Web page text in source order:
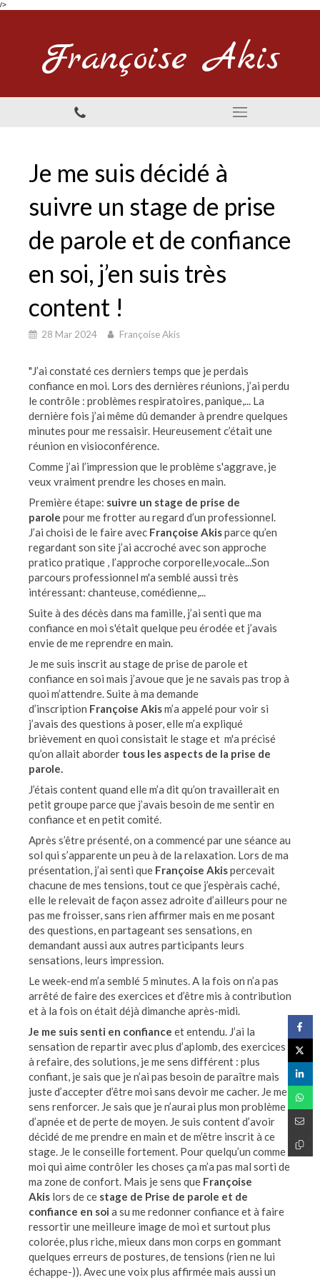
/>
Françoise Akis
Je me suis décidé à
suivre un stage de prise
de parole et de confiance
en soi, j’en suis très
content !
28 Mar 2024 Françoise Akis
"J’ai constaté ces derniers temps que je perdais
confiance en moi. Lors des dernières réunions, j’ai perdu
le contrôle : problèmes respiratoires, panique,... La
dernière fois j’ai même dû demander à prendre quelques
minutes pour me ressaisir. Heureusement c’était une
réunion en visioconférence.
Comme j’ai l’impression que le problème s'aggrave, je
veux vraiment prendre les choses en main.
Première étape: suivre un stage de prise de
parole pour me frotter au regard d’un professionnel.
J’ai choisi de le faire avec Françoise Akisparce qu’en
regardant son site j’ai accroché avec son approche
pratico pratique , l’approche corporelle,vocale...Son
parcours professionnel m'a semblé aussi très
intéressant: chanteuse, comédienne,...
Suite à des décès dans ma famille, j’ai senti que ma
confiance en moi s'était quelque peu érodée et j’avais
envie de me reprendre en main.
Je me suis inscrit au stage de prise de parole et
confiance en soi mais j’avoue que je ne savais pas trop à
quoi m’attendre. Suite à ma demande
d’inscription Françoise Akism’a appelé pour voir si
j’avais des questions à poser, elle m’a expliqué
brièvement en quoi consistait le stage et m'a précisé
qu’on allait aborder tous les aspects de la prise de
parole.
J’étais content quand elle m’a dit qu’on travaillerait en
petit groupe parce que j’avais besoin de me sentir en
confiance et en petit comité.
Après s’être présenté, on a commencé par une séance au
sol qui s’apparente un peu à de la relaxation. Lors de ma
présentation, j’ai senti que Françoise Akispercevait
chacune de mes tensions, tout ce que j’espèrais caché,
elle le relevait de façon assez adroite d’ailleurs pour ne
pas me froisser, sans rien affirmer mais en me posant
des questions, en partageant ses sensations, en
demandant aussi aux autres participants leurs
sensations, leurs impression.
Le week-end m’a semblé 5 minutes. A la fois on n’a pas
arrêté de faire des exercices et d’être mis à contribution
et à la fois on était déjà dimanche après-midi.
Je me suis senti en confiance et entendu. J’ai la
sensation de repartir avec plus d’aplomb, des exercices
à refaire, des solutions, je me sens différent : plus
confiant, je sais que je n’ai pas besoin de paraître mais
juste d’accepter d’être moi sans devoir me cacher. Je me
sens renforcer. Je sais que je n’aurai plus mon problème
d’apnée et de perte de moyen. Je suis content d’avoir
décidé de me prendre en main et de m’être inscrit à ce
stage. Je le conseille fortement. Pour quelqu’un comme
moi qui aime contrôler les choses ça m’a pas mal sorti de
ma zone de confort. Mais je sens que Françoise
Akis lors de ce stage de Prise de parole et de
confiance en soi a su me redonner confiance et à faire
ressortir une meilleure image de moi et surtout plus
colorée, plus riche, mieux dans mon corps en gommant
quelques erreurs de postures, de tensions (rien ne lui
échappe-)). Avec une voix plus affirmée mais aussi un